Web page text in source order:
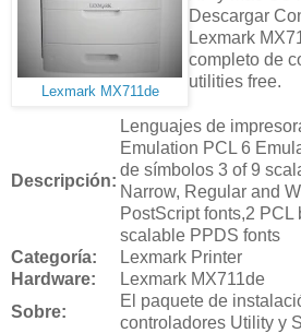
Lexmark MX711de
Descargar
Lexmark
completo de
utilities free.
Descripción:
Lenguajes de
Emulation PCL 6
de símbolos 3 of 9
Narrow, Regular and
PostScript fonts,2 PCL
scalable PPDS fonts
Categoría:
Lexmark Printer
Hardware:
Lexmark MX711de
Sobre:
El paquete de
controladores Utility y